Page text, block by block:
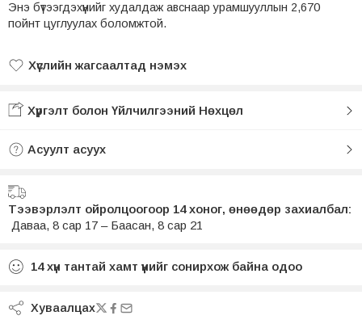
Энэ бүтээгдэхүүнийг худалдаж авснаар урамшууллын 2,670
пойнт цуглуулах боломжтой.
Хүслийн жагсаалтад нэмэх
Хүргэлт болон Үйлчилгээний Нөхцөл
Асуулт асуух
Тээвэрлэлт ойролцоогоор 14 хоног, өнөөдөр захиалбал:
Даваа, 8 сар 17 – Баасан, 8 сар 21
14 хүн тантай хамт үүнийг сонирхож байна одоо
Хуваалцах